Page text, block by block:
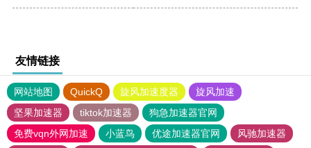
友情链接
网站地图 QuickQ 旋风加速度器
旋风加速
坚果加速器
tiktok加速器
狗急加速器官网
免费vqn外网加速
小蓝鸟 优途加速器官网
风驰加速器